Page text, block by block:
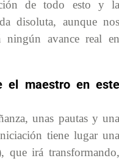
de todo esto y
disoluta, aunque
ningún avance real
el maestro en
unas pautas y
tiene lugar
que irá